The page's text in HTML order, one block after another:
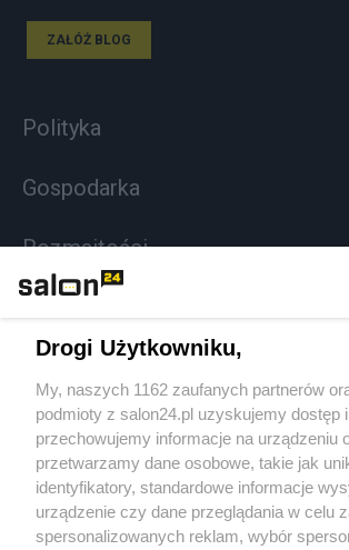
ZAŁÓŻ BLOG
Polityka
Gospodarka
Rozmaitości
Sport
Społeczeństwo
Kultura
Drogi Użytkowniku,
My, naszych 1162 zaufanych partnerów
podmioty z salon24.pl uzyskujemy dostęp i
przechowujemy informacje na urządzeniu
przetwarzamy dane osobowe, takie jak
identyfikatory, standardowe informacje
urządzenie czy dane przeglądania w celu
spersonalizowanych reklam, wybór